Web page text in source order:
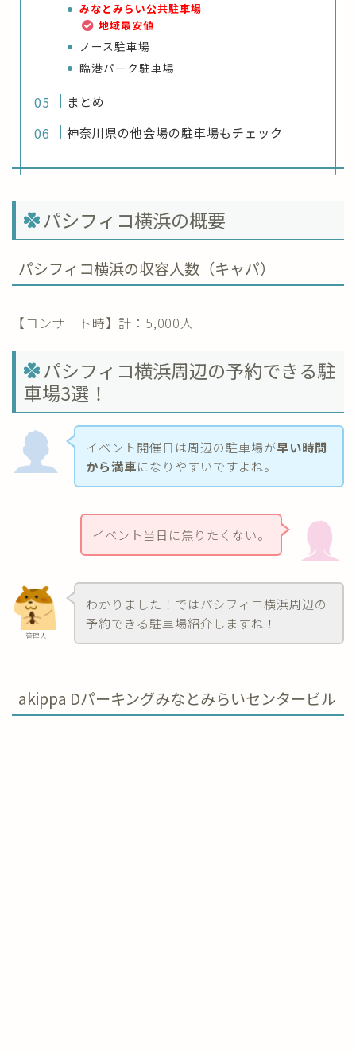
みなとみらい公共駐車場
地域最安値
ノース駐車場
臨港パーク駐車場
まとめ
神奈川県の他会場の駐車場もチェック
パシフィコ横浜の概要
パシフィコ横浜の収容人数（キャパ）
【コンサート時】計：5,000人
パシフィコ横浜周辺の予約できる駐
車場3選！
イベント開催日は周辺の駐車場が早い時間
から満車になりやすいですよね。
イベント当日に焦りたくない。
管理人
わかりました！ではパシフィコ横浜周辺の
予約できる駐車場紹介しますね！
akippa Dパーキングみなとみらいセンタービル